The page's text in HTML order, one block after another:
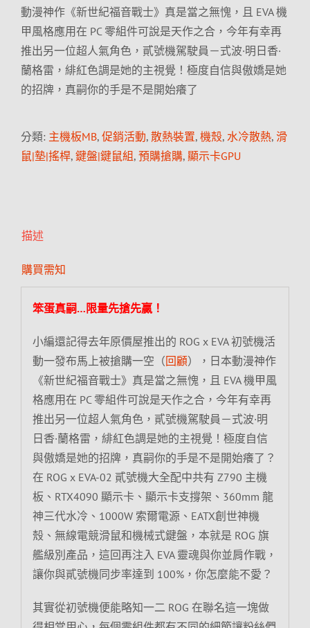
動漫神作《新世紀福音戰士》真是當之無愧，且 EVA 機
甲風格應用在 PC 零組件可說是天作之合，今年有幸再
推出另一位超人氣角色，貳號機駕駛員－式波·明日香·
蘭格雷，緋紅色調是她的主視覺！極度自信與傲嬌是她
的招牌，真嗣你的手是不是開始癢了
分類: 主機板MB, 促銷活動, 散熱裝置, 機殼, 水冷散熱, 滑
鼠|墊|搖桿, 鍵盤|鍵鼠組, 預購搶購, 顯示卡GPU
描述
購買需知
笨蛋真嗣…限量先搶先贏！
小編還記得去年原價屋推出的 ROG x EVA 初號機活
動一發布馬上被搶購一空（回顧），日本動漫神作
《新世紀福音戰士》真是當之無愧，且 EVA 機甲風
格應用在 PC 零組件可說是天作之合，今年有幸再
推出另一位超人氣角色，貳號機駕駛員－式波·明
日香·蘭格雷，緋紅色調是她的主視覺！極度自信
與傲嬌是她的招牌，真嗣你的手是不是開始癢了？
在 ROG x EVA-02 貳號機大全配中共有 Z790 主機
板、RTX4090 顯示卡、顯示卡支撐架、360mm 龍
神三代水冷、1000W 索爾電源、EATX創世神機
殼、無線電競滑鼠和機械式鍵盤，本就是 ROG 旗
艦級別產品，這回再注入 EVA 靈魂與你並肩作戰，
讓你與貳號機同步率達到 100%，你怎麼能不愛？
其實從初號機便能略知一二 ROG 在聯名這一塊做